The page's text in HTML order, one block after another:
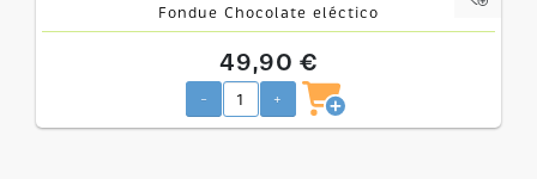
Fondue Chocolate eléctico
49,90 €
- +